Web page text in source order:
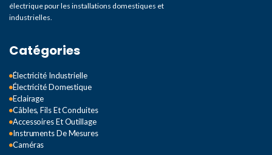
électrique pour les installations domestiques et
industrielles.
Catégories
Électricité Industrielle
Électricité Domestique
Eclairage
Câbles, Fils Et Conduites
Accessoires Et Outillage
Instruments De Mesures
Caméras